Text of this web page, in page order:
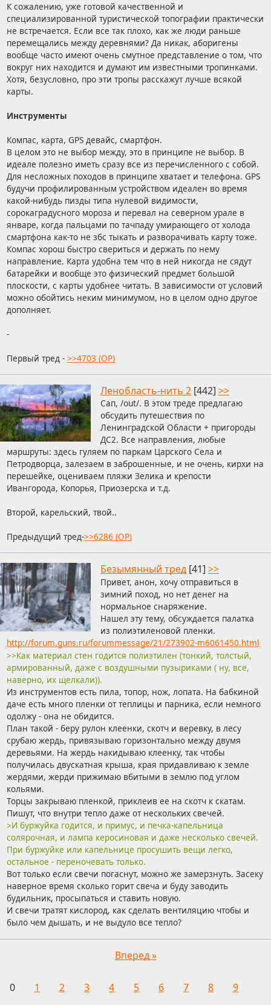
К сожалению, уже готовой качественной и
специализированной туристической топографии практически
не встречается. Если все так плохо, как же люди раньше
перемещались между деревнями? Да никак, аборигены
вообще часто имеют очень смутное представление о том, что
вокруг них находится и думают им известными тропинками.
Хотя, безусловно, про эти тропы расскажут лучше всякой
карты.
Инструменты
Компас, карта, GPS девайс, смартфон.
В целом это не выбор между, это в принципе не выбор. В
идеале полезно иметь сразу все из перечисленного с собой.
Для несложных походов в принципе хватает и телефона. GPS
будучи профилированным устройством идеален во время
какой-нибудь пизды типа нулевой видимости,
сорокаградусного мороза и перевал на северном урале в
январе, когда пальцами по тачпаду умирающего от холода
смартфона как-то не збс тыкать и разворачивать карту тоже.
Компас хорош быстро свериться и держать по нему
направление. Карта удобна тем что в ней никогда не сядут
батарейки и вообще это физический предмет большой
плоскости, с карты удобнее читать. В зависимости от условий
можно обойтись неким минимумом, но в целом одно другое
дополняет.
-
Первый тред - >>4703 (OP)
Ленобласть-нить 2 [442] >>
Сап, /out/. В этом треде предлагаю
обсудить путешествия по
Ленинградской Области + пригороды
ДС2. Все направления, любые
маршруты: здесь гуляем по паркам Царского Села и
Петродворца, залезаем в заброшенные, и не очень, кирхи на
перешейке, оцениваем пляжи Зелика и крепости
Ивангорода, Копорья, Приозерска и т.д.
Второй, карельский, твой..
Предыдущий тред->>6286 (OP)
Безымянный тред [41] >>
Привет, анон, хочу отправиться в
зимний поход, но нет денег на
нормальное снаряжение.
Нашел эту тему, обсуждается палатка
из полиэтиленовой пленки.
http://forum.guns.ru/forummessage/21/273902-m6061450.html
>>Как материал стен годится полиэтилен (тонкий, толстый,
армированный, даже с воздушными пузыриками ( ну, все,
наверно, их щелкали)).
Из инструментов есть пила, топор, нож, лопата. На бабкиной
даче есть много пленки от теплицы и парника, если немного
одолжу - она не обидится.
План такой - беру рулон клеенки, скотч и веревку, в лесу
срубаю жердь, привязываю горизонтально между двумя
деревьями. На жердь накидываю клеенку, так чтобы
получилась двускатная крыша, края придавливаю к земле
жердями, жерди прижимаю вбитыми в землю под углом
кольями.
Торцы закрываю пленкой, приклеив ее на скотч к скатам.
Пишут, что внутри тепло даже от нескольких свечей.
>И буржуйка годится, и примус, и печка-капельница
солярочная, и лампа керосиновая и даже несколько свечей.
При буржуйке или капельнице просушить вещи легко,
остальное - переночевать только.
Вот только если свечи погаснут, можно же замерзнуть. Засеку
наверное время сколько горит свеча и буду заводить
будильник, просыпаться и ставить новую.
И свечи тратят кислород, как сделать вентиляцию чтобы и
было чем дышать, и не выдуло все тепло?
Вперед »
0 1 2 3 4 5 6 7 8 9